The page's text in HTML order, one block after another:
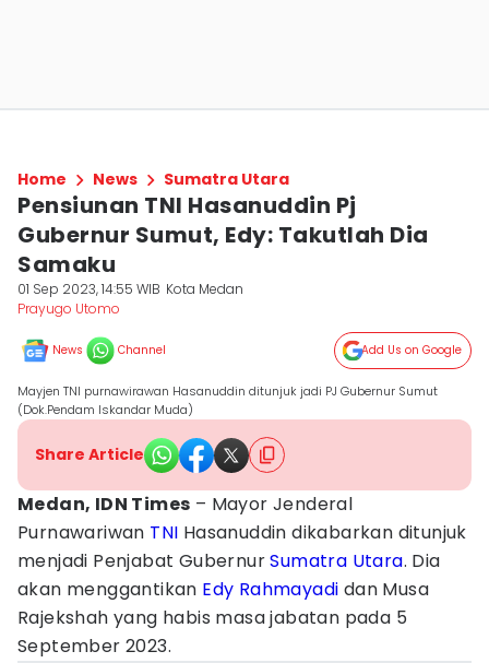
Home News Sumatra Utara
Pensiunan TNI Hasanuddin Pj
Gubernur Sumut, Edy: Takutlah Dia
Samaku
01 Sep 2023, 14:55 WIB Kota Medan
Prayugo Utomo
News Channel Add Us on Google
Mayjen TNI purnawirawan Hasanuddin ditunjuk jadi PJ Gubernur Sumut
(Dok.Pendam Iskandar Muda)
Share Article
Medan, IDN Times – Mayor Jenderal
Purnawariwan TNI Hasanuddin dikabarkan ditunjuk
menjadi Penjabat GubernurSumatra Utara. Dia
akan menggantikan Edy Rahmayadi dan Musa
Rajekshah yang habis masa jabatan pada 5
September 2023.